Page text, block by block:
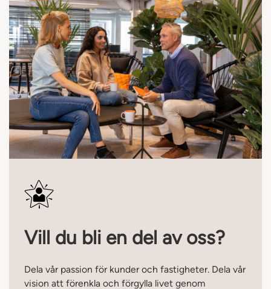
Vill du bli en del av oss?
Dela vår passion för kunder och fastigheter. Dela vår
vision att förenkla och förgylla livet genom